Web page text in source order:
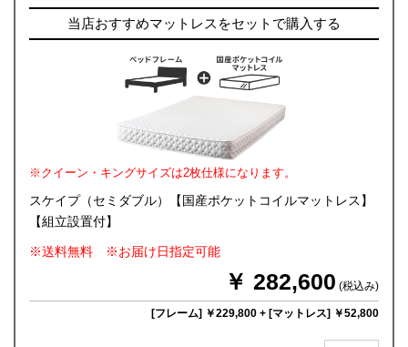
当店おすすめマットレスをセットで購入する
※クイーン・キングサイズは2枚仕様になります。
スケイプ（セミダブル）【国産ポケットコイルマットレス】
【組立設置付】
※送料無料 ※お届け日指定可能
￥ 282,600 (税込み)
[フレーム] ￥229,800 + [マットレス] ￥52,800